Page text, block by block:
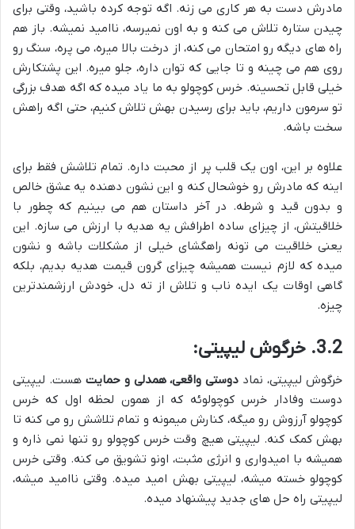
مادرش دست به هر کاری می زنه. اگه توجه کرده باشید، وقتی برای
چیدن ستاره تلاش می کنه و به اون نمیرسه، ناامید نمیشه. باز هم
راه های دیگه رو امتحان می کنه، از درخت بالا میره، می پره، سنگ رو
روی هم می چینه و تا جایی که توان داره، جلو میره. این پشتکارش
خیلی قابل تحسینه. خرس کوچولو به ما یاد میده که اگه هدف بزرگی
تو سرمون داریم، باید برای رسیدن بهش تلاش کنیم، حتی اگه راهش
سخت باشه.
علاوه بر این، اون یک قلب پر از محبت داره. تمام تلاشش فقط برای
اینه که مادرش رو خوشحال کنه و این نشون دهنده یه عشق خالص
و بدون قید و شرطه. در آخر داستان هم می بینیم که چطور با
خلاقیتش، از چیزای ساده اطرافش یه هدیه با ارزش می سازه. این
یعنی خلاقیت می تونه راهگشای خیلی از مشکلات باشه و نشون
میده که لازم نیست همیشه چیزای گرون قیمت هدیه بدیم، بلکه
گاهی اوقات یک ایده ناب و تلاش از ته دل، خودش ارزشمندترین
چیزه.
3.2. خرگوش لیپیتی:
خرگوش لیپیتی، نماد دوستی واقعی، همدلی و حمایت هست. لیپیتی
دوست وفادار خرس کوچولوئه که از همون لحظه اول که خرس
کوچولو آرزوش رو میگه، کنارش میمونه و تمام تلاشش رو می کنه تا
بهش کمک کنه. لیپیتی هیچ وقت خرس کوچولو رو تنها نمی ذاره و
همیشه با امیدواری و انرژی مثبت، اونو تشویق می کنه. وقتی خرس
کوچولو خسته میشه، لیپیتی بهش امید میده. وقتی ناامید میشه،
لیپیتی راه حل های جدید پیشنهاد میده.